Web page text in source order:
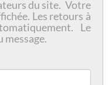
du site. Votre
Les retours à
Le
message.